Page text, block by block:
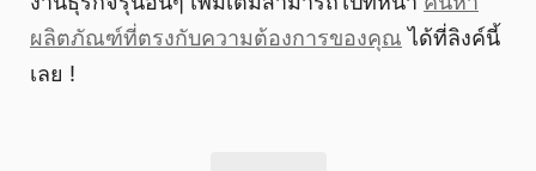
ผลิตภัณฑ์ที่ตรงกับความต้องการของคุณ ได้ที่ลิงค์นี้
เลย !